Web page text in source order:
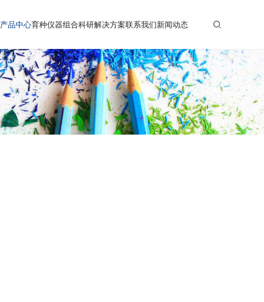
产品中心育种仪器组合科研解决方案联系我们新闻动态